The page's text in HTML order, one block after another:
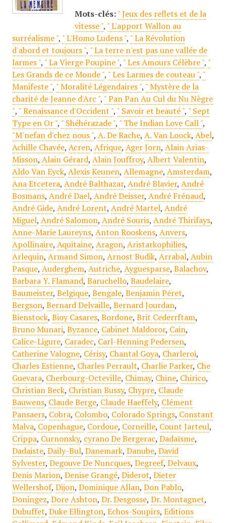
Mots-clés: " Jeux des reflets et de la
vitesse ", " L'apport Wallon au
surréalisme ", " L'Homo Ludens ", " La Révolution
d'abord et toujours ", " La terre n'est pas une vallée de
larmes ", " La Vierge Poupine ", " Les Amours Célèbre ", "
Les Grands de ce Monde ", " Les Larmes de couteau ", "
Manifeste ", " Moralité Légendaires ", " Mystère de la
charité de Jeanne d'Arc ", " Pan Pan Au Cul du Nu Nègre
", " Renaissance d'Occident ", " Savoir et beauté ", " Sept
Type en Or ", " Shéhérazade ", " The Indian Love Call ",
"M'nefan d'chez nous ", A. De Rache, A. Van Loock, Abel,
Achille Chavée, Acren, Afrique, Ager Jorn, Alain Arias-
Misson, Alain Gérard, Alain Jouffroy, Albert Valentin,
Aldo Van Eyck, Alexis Keunen, Allemagne, Amsterdam,
Ana Etcetera, André Balthazar, André Blavier, André
Bosmans, André Dael, André Deisser, André Frénaud,
André Gide, André Lorent, André Martel, André
Miguel, André Salomon, André Souris, André Thirifays,
Anne-Marie Laureyns, Anton Rooskens, Anvers,
Apollinaire, Aquitaine, Aragon, Aristarkophilies,
Arlequin, Armand Simon, Arnost Budik, Arrabal, Aubin
Pasque, Auderghem, Autriche, Ayguesparse, Balachov,
Barbara Y. Flamand, Baruchello, Baudelaire,
Baumeister, Belgique, Bengale, Benjamin Péret,
Bergson, Bernard Delvaille, Bernard Jourdan,
Bienstock, Bioy Casares, Bordone, Brit Cederrftam,
Bruno Munari, Byzance, Cabinet Maldoror, Cain,
Calice-Ligure, Caradec, Carl-Henning Pedersen,
Catherine Valogne, Cérisy, Chantal Goya, Charleroi,
Charles Estienne, Charles Perrault, Charlie Parker, Che
Guevara, Cherbourg-Octeville, Chimay, Chine, Chirico,
Christian Beck, Christian Bussy, Chypre, Claude
Bauwens, Claude Berge, Claude Haeffely, Clément
Pansaers, Cobra, Colombo, Colorado Springs, Constant
Malva, Copenhague, Cordoue, Corneille, Count Jarteul,
Crippa, Curnonsky, cyrano De Bergerac, Dadaïsme,
Dadaiste, Daily-Bul, Danemark, Danube, David
Sylvester, Degouve De Nuncques, Degreef, Delvaux,
Denis Marion, Denise Grangé, Diderot, Dieter
Wellershof, Dijon, Dominique Allan, Don Pablo,
Doningez, Dore Ashton, Dr. Desgosse, Dr. Montagnet,
Dubuffet, Duke Ellington, Echos-Soupirs, Editions